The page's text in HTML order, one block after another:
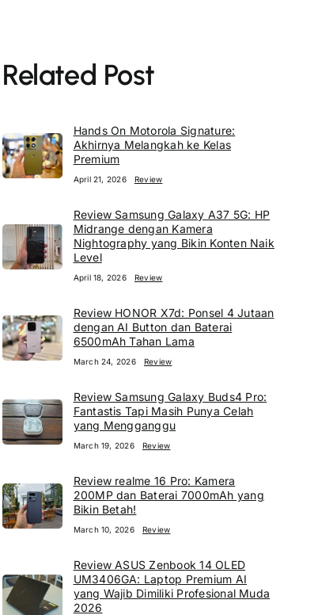
Related Post
Hands On Motorola Signature:
Akhirnya Melangkah ke Kelas
Premium
April 21, 2026 Review
Review Samsung Galaxy A37 5G: HP
Midrange dengan Kamera
Nightography yang Bikin Konten Naik
Level
April 18, 2026 Review
Review HONOR X7d: Ponsel 4 Jutaan
dengan AI Button dan Baterai
6500mAh Tahan Lama
March 24, 2026 Review
Review Samsung Galaxy Buds4 Pro:
Fantastis Tapi Masih Punya Celah
yang Mengganggu
March 19, 2026 Review
Review realme 16 Pro: Kamera
200MP dan Baterai 7000mAh yang
Bikin Betah!
March 10, 2026 Review
Review ASUS Zenbook 14 OLED
UM3406GA: Laptop Premium AI
yang Wajib Dimiliki Profesional Muda
2026